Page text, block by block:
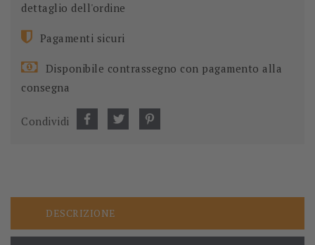
dettaglio dell'ordine
Pagamenti sicuri
Disponibile contrassegno con pagamento alla
consegna
Condividi
DESCRIZIONE